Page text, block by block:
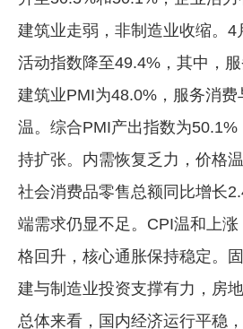
建筑业走弱，非制造业收缩。4
活动指数降至49.4%，其中，服
建筑业PMI为48.0%，服务消费
温。综合PMI产出指数为
持扩张。内需恢复乏力，价格
社会消费品零售总额同比增长
端需求仍显不足。CPI温和上
格回升，核心通胀保持稳定。
建与制造业投资支撑有力，房
总体来看，国内经济运行平稳